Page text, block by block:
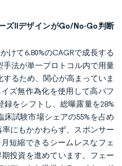
ズIIデザインがGo/No-Go判断
けて6.80%のCAGRで成長する
手法が単一プロトコル内で用量
るため、関心が高まっていま
ズ無作為化を使用して高パフ
録をシフトし、総曝露量を28%
床試験市場シェアの55%を占め
にもかかわらず、スポンサー
短縮できるシームレスなフェ
投資を進めています。フェー